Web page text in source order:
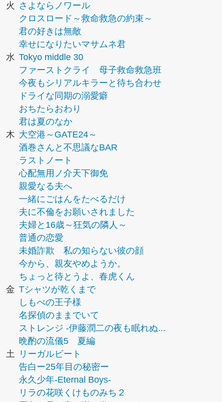
火
さよならノワール
クロスロード～救命救急の約束～
君の好きは無敵
幸せになりたいマサムネ君
水 Tokyo middle 30
ファーストクライ 母子救命救急班
今夜もシリアルキラーと待ち合わせ
ドライな同期の溺愛癖
おちたらおわり
君は夏のなか
木 大空港～GATE24～
酒巻さんと不思議なBAR
ラストノート
心配無用ノ介天下御免
親愛なる夫へ
一緒にごはんをたべるだけ
夫に不倫をお願いされました
夫婦と16歳～狂気の隣人～
普通の恋愛
未婚詐欺 私の知らない彼の顔
今から、親友やめようか。
ちょっと待とうよ、春虎くん
金 Tシャツが乾くまで
しもべの王子様
名探偵のままでいて
ストレンジ -伊藤潤二の夜も眠れぬ...
晩酌の流儀5 夏編
土
リーガルビート
告白ー25年目の秘密ー
永久少年-Eternal Boys-
リラの花咲くけものみち２